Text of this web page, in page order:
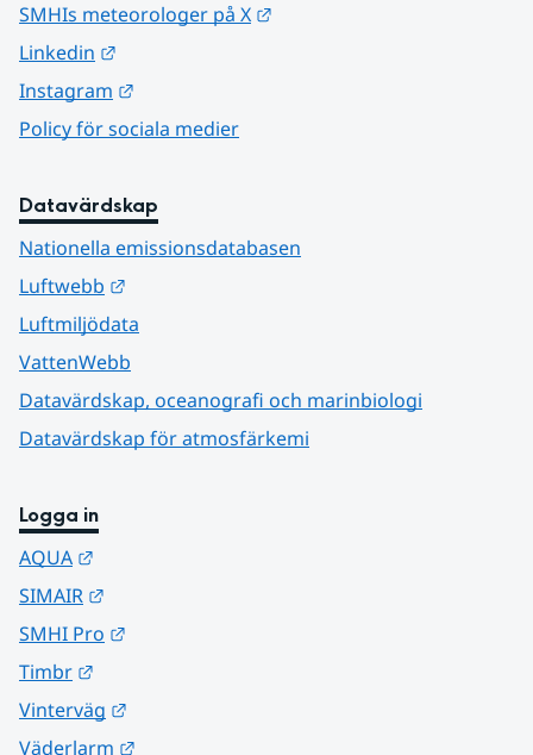
SMHIs meteorologer på X
Linkedin
Instagram
Policy för sociala medier
Datavärdskap
Nationella emissionsdatabasen
Luftwebb
Luftmiljödata
VattenWebb
Datavärdskap, oceanografi och marinbiologi
Datavärdskap för atmosfärkemi
Logga in
AQUA
SIMAIR
SMHI Pro
Timbr
Vinterväg
Väderlarm